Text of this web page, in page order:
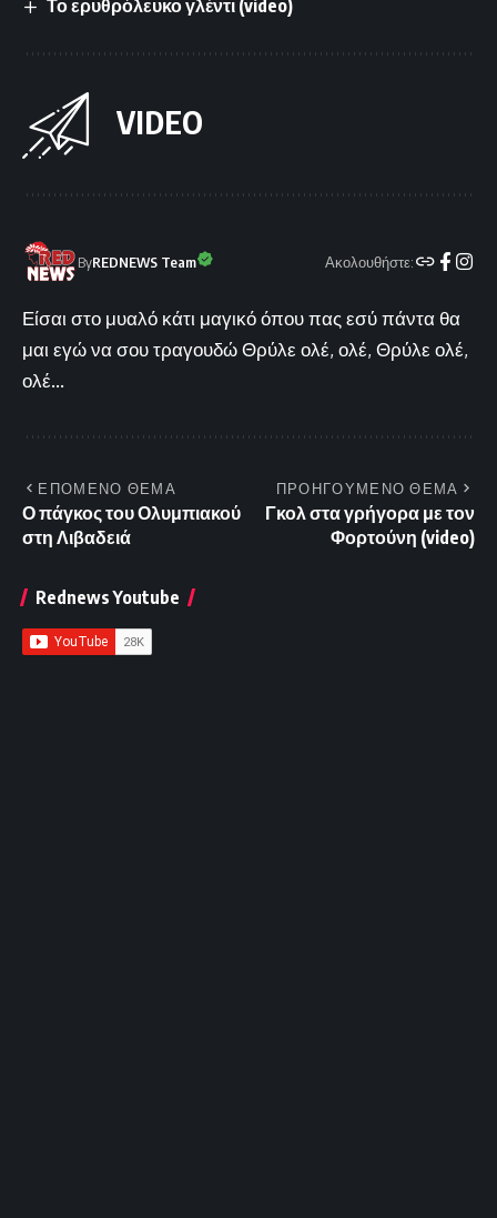
Το ερυθρόλευκο γλέντι (video)
VIDEO
ByREDNEWS Team Ακολουθήστε:
Είσαι στο μυαλό κάτι μαγικό όπου πας εσύ πάντα θα
μαι εγώ να σου τραγουδώ Θρύλε ολέ, ολέ, Θρύλε ολέ,
ολέ...
ΕΠΟΜΕΝΟ ΘΕΜΑ
Ο πάγκος του Ολυμπιακού
στη Λιβαδειά
ΠΡΟΗΓΟΥΜΕΝΟ ΘΕΜΑ
Γκολ στα γρήγορα με τον
Φορτούνη (video)
Rednews Youtube